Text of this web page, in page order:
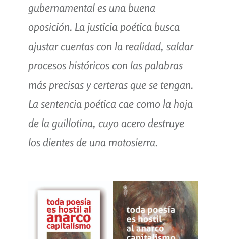
gubernamental es una buena
oposición. La justicia poética busca
ajustar cuentas con la realidad, saldar
procesos históricos con las palabras
más precisas y certeras que se tengan.
La sentencia poética cae como la hoja
de la guillotina, cuyo acero destruye
los dientes de una motosierra.